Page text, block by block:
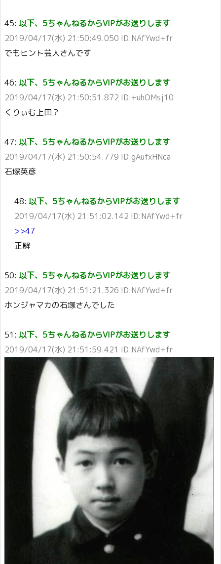
45: 以下、5ちゃんねるからVIPがお送りします
2019/04/17(水) 21:50:49.050 ID:NAfYwd+fr
でもヒント芸人さんです
46: 以下、5ちゃんねるからVIPがお送りします
2019/04/17(水) 21:50:51.872 ID:+uhOMsj10
くりぃむ上田？
47: 以下、5ちゃんねるからVIPがお送りします
2019/04/17(水) 21:50:54.779 ID:gAufxHNca
石塚英彦
48: 以下、5ちゃんねるからVIPがお送りします
2019/04/17(水) 21:51:02.142 ID:NAfYwd+fr
>>47
正解
50: 以下、5ちゃんねるからVIPがお送りします
2019/04/17(水) 21:51:21.326 ID:NAfYwd+fr
ホンジャマカの石塚さんでした
51: 以下、5ちゃんねるからVIPがお送りします
2019/04/17(水) 21:51:59.421 ID:NAfYwd+fr